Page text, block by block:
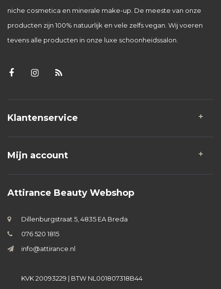
niche cosmetica en minerale make-up. De meeste van onze
producten zijn 100% natuurlijk en vele zelfs vegan. Wij voeren
tevens alle producten in onze luxe schoonheidssalon.
Klantenservice
Mijn account
Attirance Beauty Webshop
Dillenburgstraat 5, 4835 EA Breda
076 520 1815
info@attirance.nl
KVK 20093229 | BTW NL001807318B44